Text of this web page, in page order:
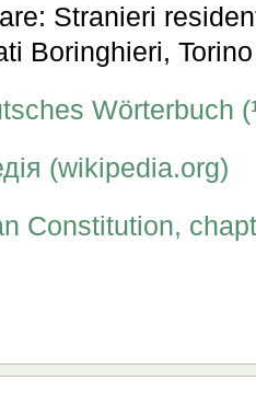
Stranieri
Boringhieri,
Wörterbuch
(wikipedia.org)
Constitution,